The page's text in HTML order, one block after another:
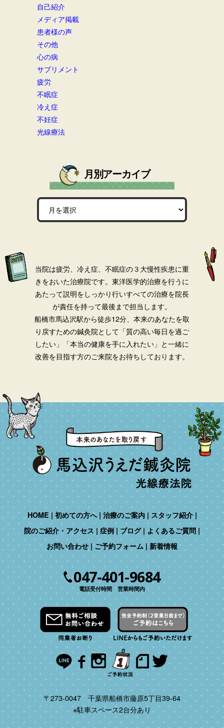
自己紹介
メディア掲載
患者様の声
その他
心の病
サプリメント
疲労
不眠症
冷え症
不妊症
光線療法
月別アーカイブ
当院は疲労、冷え症、不眠症の３大慢性疾患に重
きをおいた治療院です。 東洋医学的治療を行うに
あたって説明をしっかり行いすべての治療を院長
が責任を持って最後まで担当します。
船橋市馬込沢駅から徒歩12分、本来のあなたを取
り戻すための鍼灸院として「質の高い毎日を過ご
したい」「本当の健康を手に入れたい」と一緒に
改善を目指す方のご来院をお待ちしております。
HOME 初めての方へ 治療のご案内
スタッフ紹介
院のご紹介・アクセス
症例 ブログ
よくあるご質問
お問い合わせ ご予約フォーム 新着情報
047-401-9684
電話受付時間 営業時間内
〒273-0047 千葉県船橋市藤原5丁目39-64
※駐車スペース2台分あり